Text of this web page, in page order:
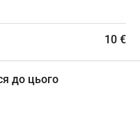
10 €
до цього